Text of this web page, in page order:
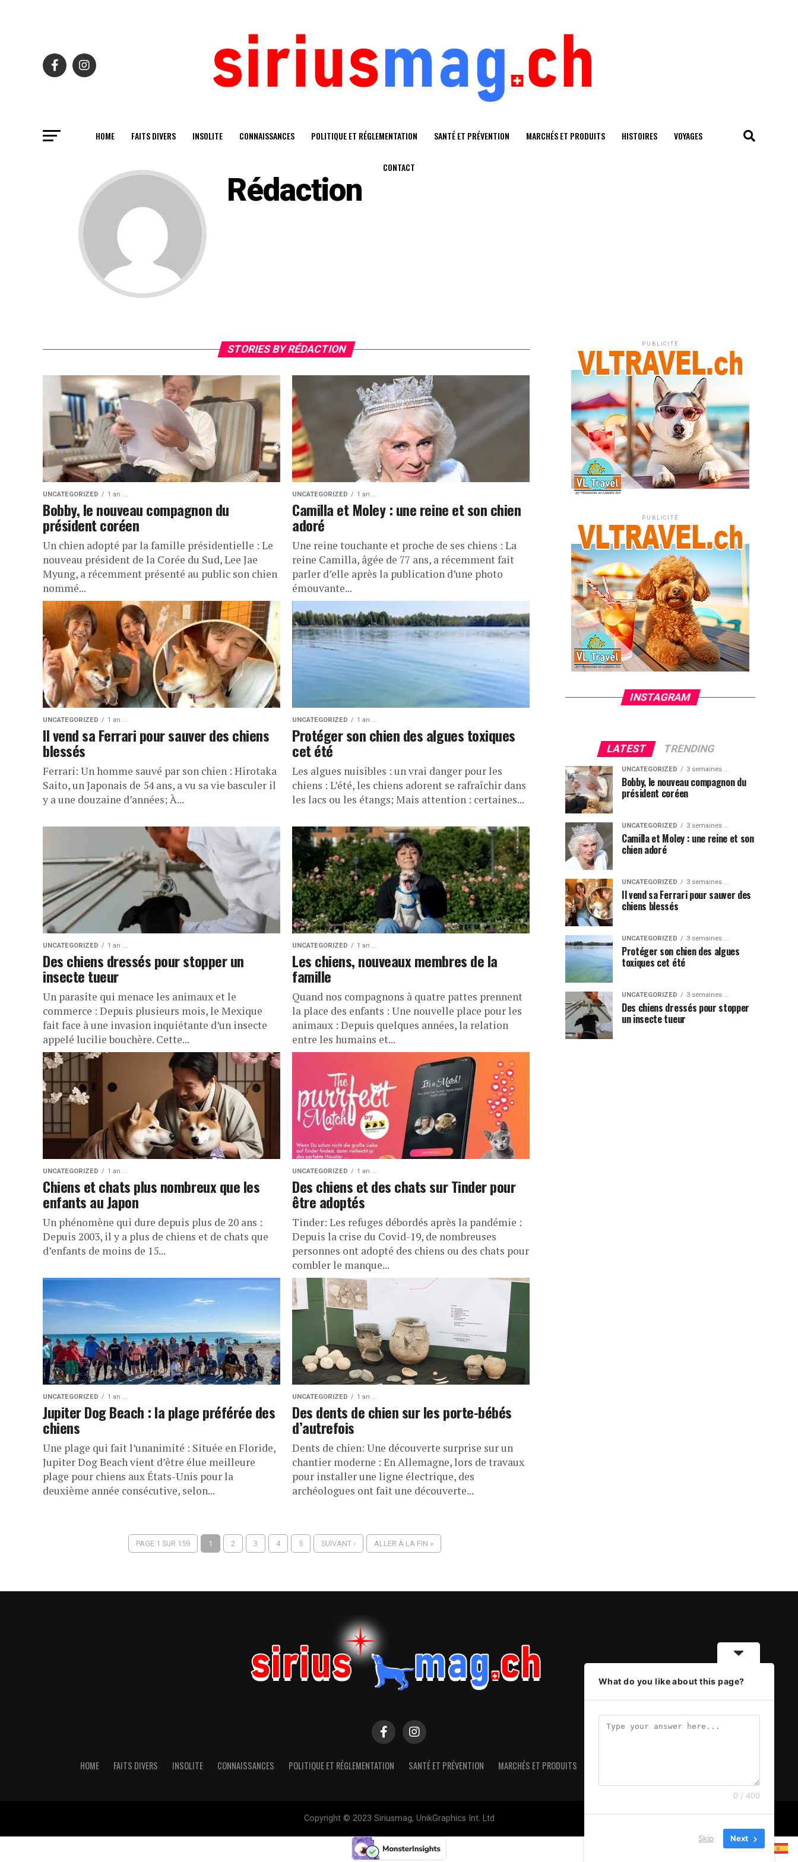
HOME FAITS DIVERS INSOLITE CONNAISSANCES POLITIQUE ET RÉGLEMENTATION SANTÉ ET PRÉVENTION MARCHÉS ET PRODUITS HISTOIRES VOYAGES
CONTACT
Rédaction
STORIES BY RÉDACTION
UNCATEGORIZED 1 an ...
Bobby, le nouveau compagnon du
président coréen
Un chien adopté par la famille présidentielle : Le
nouveau président de la Corée du Sud, Lee Jae
Myung, a récemment présenté au public son chien
nommé...
UNCATEGORIZED 1 an ...
Camilla et Moley : une reine et son chien
adoré
Une reine touchante et proche de ses chiens : La
reine Camilla, âgée de 77 ans, a récemment fait
parler d’elle après la publication d’une photo
émouvante...
UNCATEGORIZED 1 an ...
Il vend sa Ferrari pour sauver des chiens
blessés
Ferrari: Un homme sauvé par son chien : Hirotaka
Saito, un Japonais de 54 ans, a vu sa vie basculer il
y a une douzaine d’années; À...
UNCATEGORIZED 1 an ...
Protéger son chien des algues toxiques
cet été
Les algues nuisibles : un vrai danger pour les
chiens : L’été, les chiens adorent se rafraîchir dans
les lacs ou les étangs; Mais attention : certaines...
UNCATEGORIZED 1 an ...
Des chiens dressés pour stopper un
insecte tueur
Un parasite qui menace les animaux et le
commerce : Depuis plusieurs mois, le Mexique
fait face à une invasion inquiétante d’un insecte
appelé lucilie bouchère. Cette...
UNCATEGORIZED 1 an ...
Les chiens, nouveaux membres de la
famille
Quand nos compagnons à quatre pattes prennent
la place des enfants : Une nouvelle place pour les
animaux : Depuis quelques années, la relation
entre les humains et...
UNCATEGORIZED 1 an ...
Chiens et chats plus nombreux que les
enfants au Japon
Un phénomène qui dure depuis plus de 20 ans :
Depuis 2003, il y a plus de chiens et de chats que
d’enfants de moins de 15...
UNCATEGORIZED 1 an ...
Des chiens et des chats sur Tinder pour
être adoptés
Tinder: Les refuges débordés après la pandémie :
Depuis la crise du Covid-19, de nombreuses
personnes ont adopté des chiens ou des chats pour
combler le manque...
UNCATEGORIZED 1 an ...
Jupiter Dog Beach : la plage préférée des
chiens
Une plage qui fait l’unanimité : Située en Floride,
Jupiter Dog Beach vient d’être élue meilleure
plage pour chiens aux États-Unis pour la
deuxième année consécutive, selon...
UNCATEGORIZED 1 an ...
Des dents de chien sur les porte-bébés
d’autrefois
Dents de chien: Une découverte surprise sur un
chantier moderne : En Allemagne, lors de travaux
pour installer une ligne électrique, des
archéologues ont fait une découverte...
PAGE 1 SUR 159 1 2 3 4 5 SUIVANT › ALLER À LA FIN »
PUBLICITÉ
PUBLICITÉ
INSTAGRAM
LATEST TRENDING
UNCATEGORIZED 3 semaines ...
Bobby, le nouveau compagnon du
président coréen
UNCATEGORIZED 3 semaines ...
Camilla et Moley : une reine et son
chien adoré
UNCATEGORIZED 3 semaines ...
Il vend sa Ferrari pour sauver des
chiens blessés
UNCATEGORIZED 3 semaines ...
Protéger son chien des algues
toxiques cet été
UNCATEGORIZED 3 semaines ...
Des chiens dressés pour stopper
un insecte tueur
HOME FAITS DIVERS INSOLITE CONNAISSANCES POLITIQUE ET RÉGLEMENTATION SANTÉ ET PRÉVENTION MARCHÉS ET PRODUITS
Copyright © 2023 Siriusmag, UnikGraphics Int. Ltd
What do you like about this page?
0 / 400
Skip Next